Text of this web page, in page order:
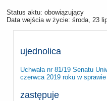
Status aktu: obowiązujący
Data wejścia w życie: środa, 23
ujednolica
Uchwała nr 81/19 Senatu
czerwca 2019 roku w
zastępuje